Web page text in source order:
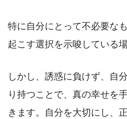
特に自分にとって不必要な
起こす選択を示唆している
しかし、誘惑に負けず、自
り持つことで、真の幸せを
きます。自分を大切にし、